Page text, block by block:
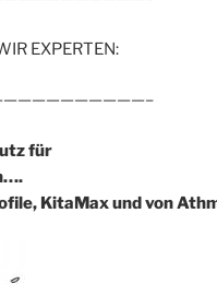
EXPERTEN:
für
KitaMax und von